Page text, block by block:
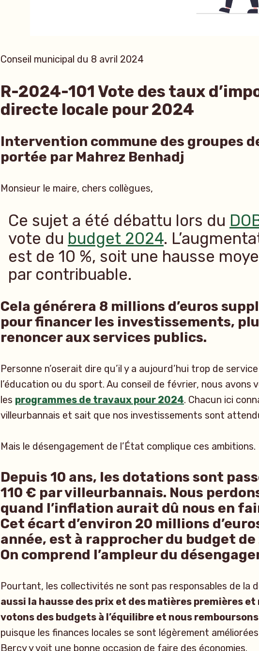
Conseil municipal du 8 avril 2024
R-2024-101 Vote des taux
directe locale pour 2024
Intervention commune des groupes
portée par Mahrez Benhadj
Monsieur le maire, chers collègues,
Ce sujet a été débattu lors du
vote du budget 2024.
est de 10 %, soit une hausse
par contribuable.
Cela générera 8 millions d’euros
pour financer les investissements,
renoncer aux services publics.
Personne n’oserait dire qu’il y a aujourd’hui trop de
l’éducation ou du sport. Au conseil de février, nous avons
les programmes de travaux pour 2024. Chacun ici
villeurbannais et sait que nos investissements sont
Mais le désengagement de l’État complique ces ambitions.
Depuis 10 ans, les dotations sont
110 € par villeurbannais. Nous
quand l’inflation aurait dû nous en
Cet écart d’environ 20 millions
année, est à rapprocher du budget
On comprend l’ampleur du
Pourtant, les collectivités ne sont pas responsables de la
aussi la hausse des prix et des matières premières
votons des budgets à l’équilibre et nous
puisque les finances locales se sont légèrement
Bercy y voit une bonne occasion de faire des économies.